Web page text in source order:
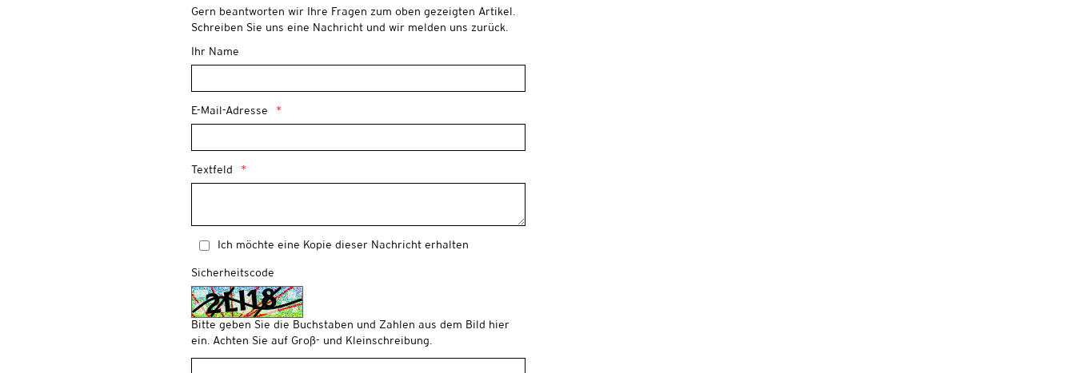
Gern beantworten wir Ihre Fragen zum oben gezeigten Artikel.
Schreiben Sie uns eine Nachricht und wir melden uns zurück.
Ihr Name
E-Mail-Adresse
Textfeld
Ich möchte eine Kopie dieser Nachricht erhalten
Sicherheitscode
Bitte geben Sie die Buchstaben und Zahlen aus dem Bild hier
ein. Achten Sie auf Groß- und Kleinschreibung.